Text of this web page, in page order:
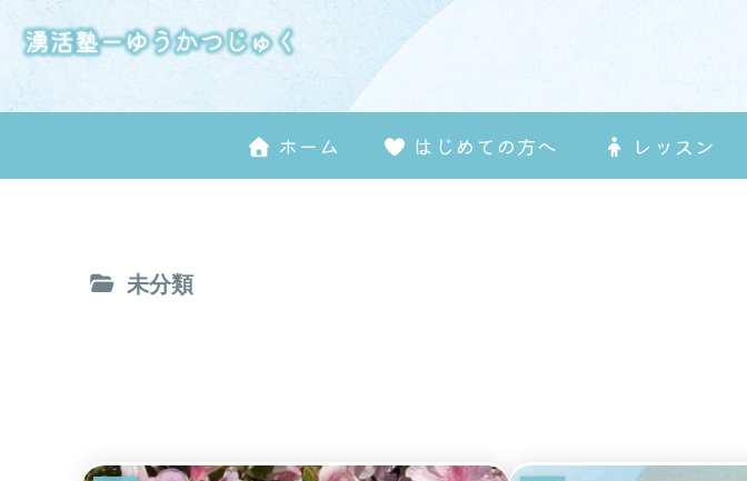
ホーム はじめての方へ レッスン
未分類